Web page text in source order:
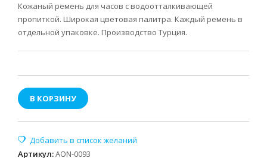
Кожаный ремень для часов с водоотталкивающей
пропиткой. Широкая цветовая палитра. Каждый ремень в
отдельной упаковке. Производство Турция.
В КОРЗИНУ
Артикул:AON-0093